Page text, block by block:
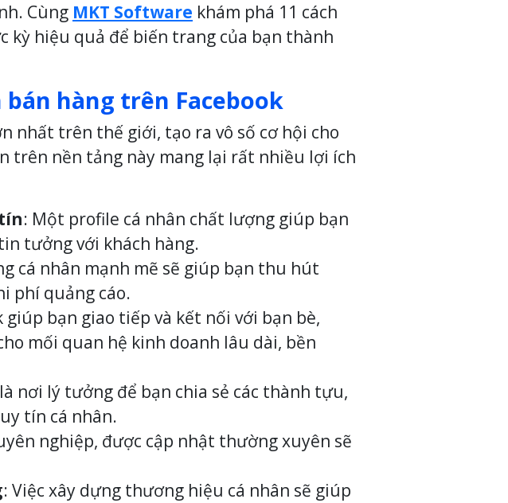
Cùng MKT Software khám phá 11 cách
kỳ hiệu quả để biến trang của bạn thành
hàng trên Facebook
nhất trên thế giới, tạo ra vô số cơ hội cho
trên nền tảng này mang lại rất nhiều lợi ích
: Một profile cá nhân chất lượng giúp bạn
tưởng với khách hàng.
cá nhân mạnh mẽ sẽ giúp bạn thu hút
phí quảng cáo.
giúp bạn giao tiếp và kết nối với bạn bè,
mối quan hệ kinh doanh lâu dài, bền
nơi lý tưởng để bạn chia sẻ các thành tựu,
tín cá nhân.
nghiệp, được cập nhật thường xuyên sẽ
: Việc xây dựng thương hiệu cá nhân sẽ giúp